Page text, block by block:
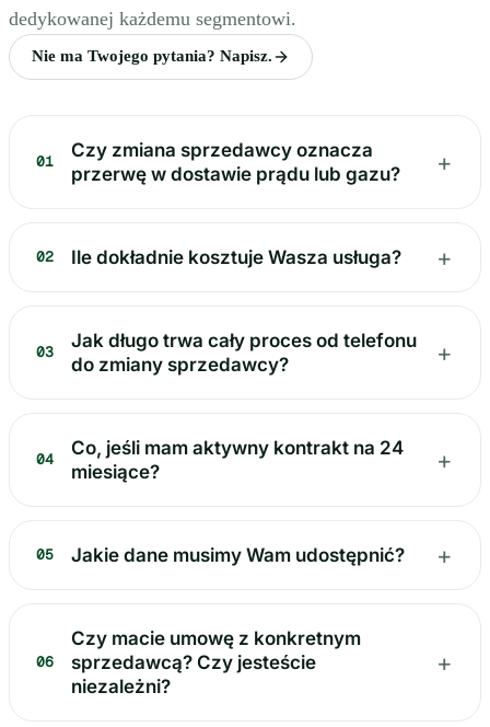
dedykowanej każdemu segmentowi.
Nie ma Twojego pytania? Napisz.
01
Czy zmiana sprzedawcy oznacza
przerwę w dostawie prądu lub gazu?
+
02 Ile dokładnie kosztuje Wasza usługa? +
03
Jak długo trwa cały proces od telefonu
do zmiany sprzedawcy?
+
04
Co, jeśli mam aktywny kontrakt na 24
miesiące?
+
05 Jakie dane musimy Wam udostępnić? +
06
Czy macie umowę z konkretnym
sprzedawcą? Czy jesteście
niezależni?
+